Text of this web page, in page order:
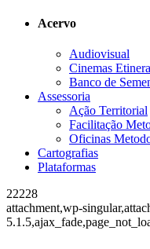
Acervo
Audiovisual
Cinemas
Banco de
Assessoria
Ação Territorial
Facilitação
Oficinas
Cartografias
Plataformas
22228
attachment,wp-